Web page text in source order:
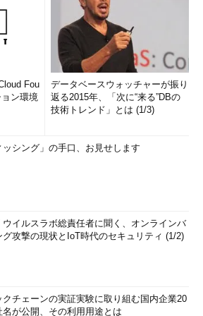
Fou
ン環境
データベースウォッチャーが振り
返る2015年、「次に“来る”DBの
技術トレンド」とは (1/3)
ッシング」の手口、お見せします
ウイルスラボ総責任者に聞く、オンラインバ
グ攻撃の現状とIoT時代のセキュリティ (1/2)
クチェーンの実証実験に取り組む国内企業20
名が公開、その利用用途とは